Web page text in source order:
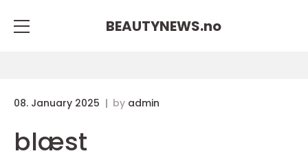
BEAUTYNEWS.no
08. January 2025 by admin
blæst